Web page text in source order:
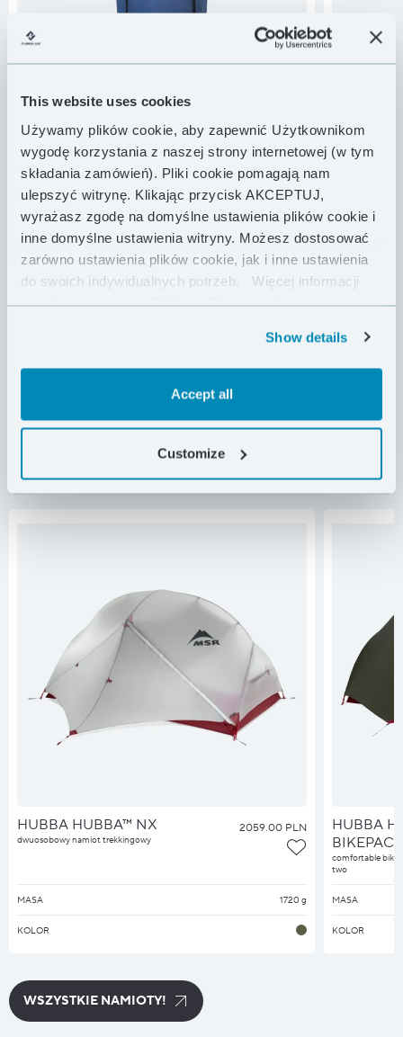
This website uses cookies
Używamy plików cookie, aby zapewnić Użytkownikom
wygodę korzystania z naszej strony internetowej (w tym
składania zamówień). Pliki cookie pomagają nam
ulepszyć witrynę. Klikając przycisk AKCEPTUJ,
wyrażasz zgodę na domyślne ustawienia plików cookie i
inne domyślne ustawienia witryny. Możesz dostosować
zarówno ustawienia plików cookie, jak i inne ustawienia
do swoich indywidualnych potrzeb.
Więcej informacji
znajdziesz w naszejPolityce Prywatności .
Show details
Accept all
Customize
1199.00 PLN
POLAR OVERBAG
wodoodporny ekspedycyjny śpiwór
zewnętrzny
MASA 875 g
awaryjna
biwakowa
MASA
NAMIOTY
WSZYSTKIE NAMIOTY!
WSZYSTKIE NAMIOTY!
2059.00 PLN
HUBBA HUBBA™ NX
dwuosobowy namiot trekkingowy
MASA 1720 g
KOLOR
HUBBA
comfortable
two
MASA
KOLOR